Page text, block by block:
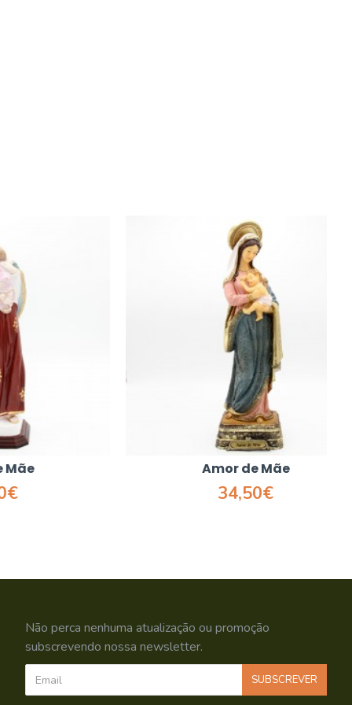
Amor de Mãe
34,50€
Não perca nenhuma atualização ou promoção
subscrevendo nossa newsletter.
SUBSCREVER